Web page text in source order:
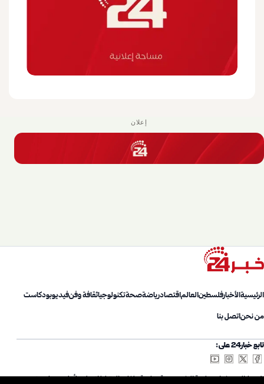
إعلان
الرئيسيةالأخبارفلسطينالعالماقتصادرياضةصحةتكنولوجياثقافة وفنفيديوبودكاست
من نحناتصل بنا
تابع خبار24 على:
شروط الاستخدامسياسة الخصوصيةسياسة ملفات الارتباطاتصل بناأعلن معنامن نحن